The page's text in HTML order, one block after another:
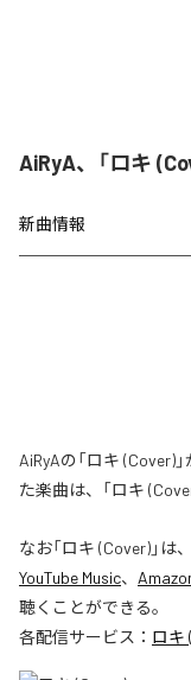
AiRyA、「ロキ
新曲情報
AiRyAの「ロキ
た楽曲は、「ロキ
なお「ロキ (Cover)」は、
YouTube Music、
聴くことができる。
各配信サービス： ロキ